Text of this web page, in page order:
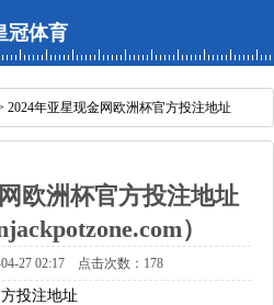
冠体育
2024年亚星现金网欧洲杯官方投注地址
欧洲杯官方投注地址
）
27 02:17 点击次数：178
投注地址